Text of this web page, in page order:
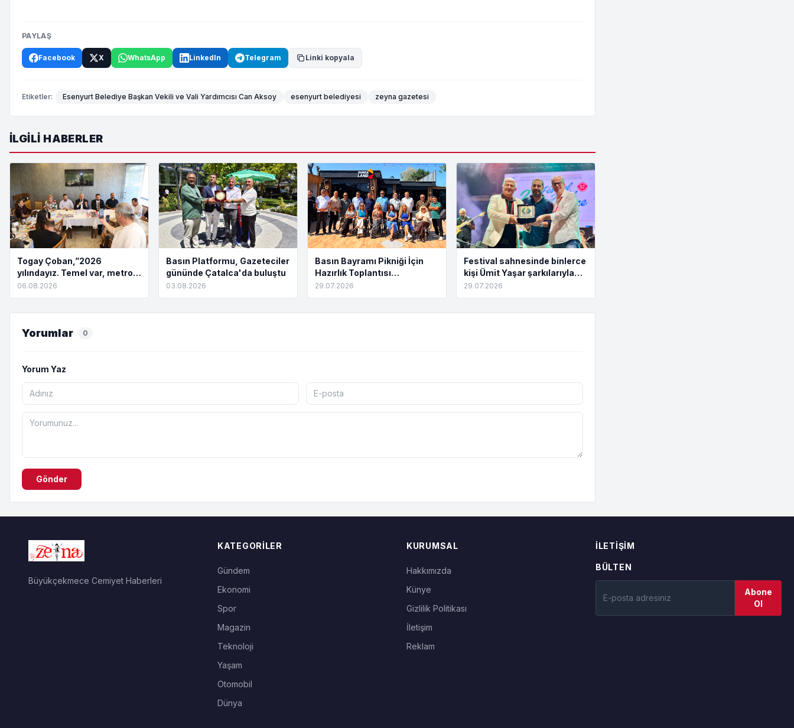
PAYLAŞ
Facebook X WhatsApp LinkedIn Telegram Linki kopyala
Etiketler: Esenyurt Belediye Başkan Vekili ve Vali Yardımcısı Can Aksoy esenyurt belediyesi zeyna gazetesi
İLGILI HABERLER
Togay Çoban,”2026
yılındayız. Temel var, metro
yok. Açılış töreni var, hizmet
yok”
06.08.2026
Basın Platformu, Gazeteciler
gününde Çatalca'da buluştu
03.08.2026
Basın Bayramı Pikniği İçin
Hazırlık Toplantısı
Tamamlandı
29.07.2026
Festival sahnesinde binlerce
kişi Ümit Yaşar şarkılarıyla
buluştu
29.07.2026
Yorumlar 0
Yorum Yaz
Gönder
Büyükçekmece Cemiyet Haberleri
KATEGORILER
Gündem
Ekonomi
Spor
Magazin
Teknoloji
Yaşam
Otomobil
Dünya
KURUMSAL
Hakkımızda
Künye
Gizlilik Politikası
İletişim
Reklam
İLETIŞIM
BÜLTEN
Abone
Ol